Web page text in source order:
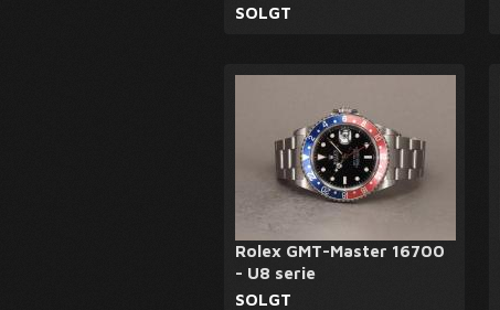
SOLGT
Rolex GMT-Master 16700
- U8 serie
SOLGT